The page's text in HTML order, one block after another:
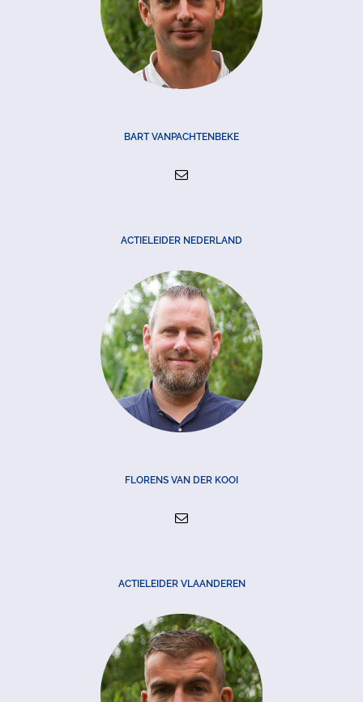
BART VANPACHTENBEKE
ACTIELEIDER NEDERLAND
FLORENS VAN DER KOOI
ACTIELEIDER VLAANDEREN